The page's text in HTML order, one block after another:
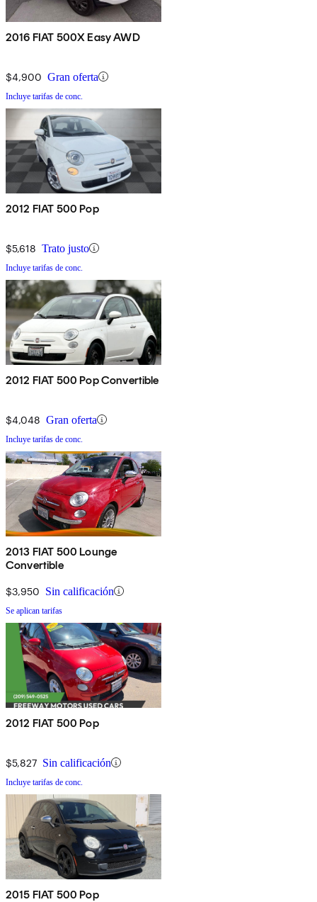
2016 FIAT 500X Easy AWD
$4,900 Gran oferta
Incluye tarifas de conc.
2012 FIAT 500 Pop
$5,618 Trato justo
Incluye tarifas de conc.
2012 FIAT 500 Pop Convertible
$4,048 Gran oferta
Incluye tarifas de conc.
2013 FIAT 500 Lounge
Convertible
$3,950 Sin calificación
Se aplican tarifas
2012 FIAT 500 Pop
$5,827 Sin calificación
Incluye tarifas de conc.
2015 FIAT 500 Pop